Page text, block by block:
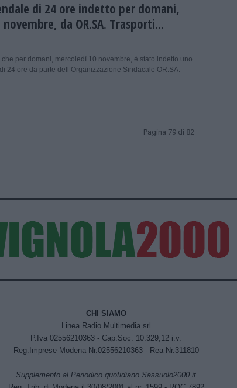
di 24 ore indetto per domani,
da OR.SA. Trasporti...
che per domani, mercoledì 10 novembre, è stato indetto uno
24 ore da parte dell’Organizzazione Sindacale OR.SA.
Pagina 79 di 82
CHI SIAMO
Linea Radio Multimedia srl
P.Iva 02556210363 - Cap.Soc. 10.329,12 i.v.
Reg.Imprese Modena Nr.02556210363 - Rea Nr.311810
Supplemento al Periodico quotidiano Sassuolo2000.it